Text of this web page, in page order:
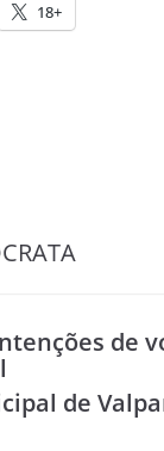
18+
de
de